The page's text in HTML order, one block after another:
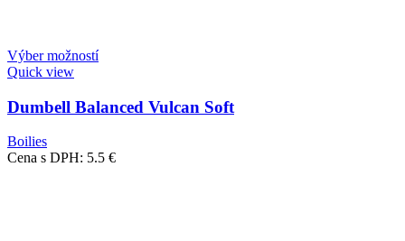
Výber možností
Quick view
Dumbell Balanced Vulcan Soft
Boilies
Cena s DPH: 5.5 €